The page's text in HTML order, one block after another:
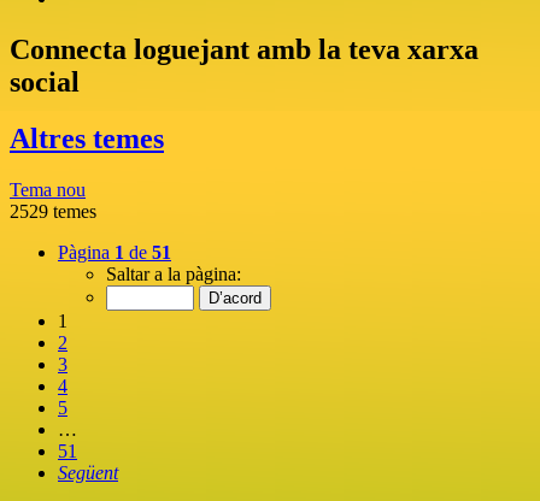
Connecta loguejant amb la teva xarxa
social
Altres temes
Tema nou
2529 temes
Pàgina 1 de 51
Saltar a la pàgina:
1
2
3
4
5
…
51
Següent